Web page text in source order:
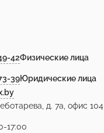
42Физические лица
39Юридические лица
д. 7а, офис 104
17:00